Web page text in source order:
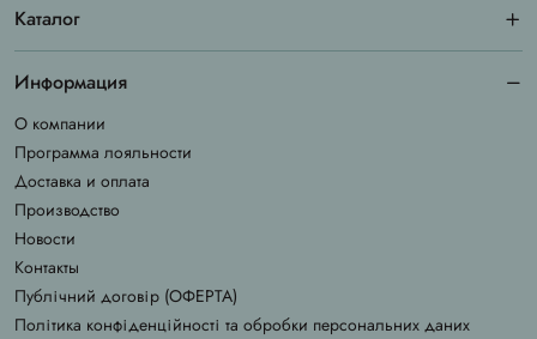
Каталог
Информация
О компании
Программа лояльности
Доставка и оплата
Производство
Новости
Контакты
Публічний договір (ОФЕРТА)
Політика конфіденційності та обробки персональних даних